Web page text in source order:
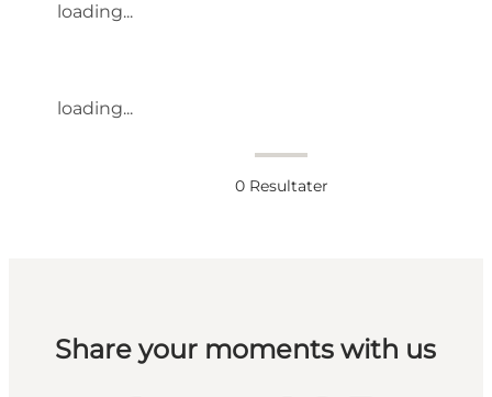
loading...
loading...
0 Resultater
Share your moments with us